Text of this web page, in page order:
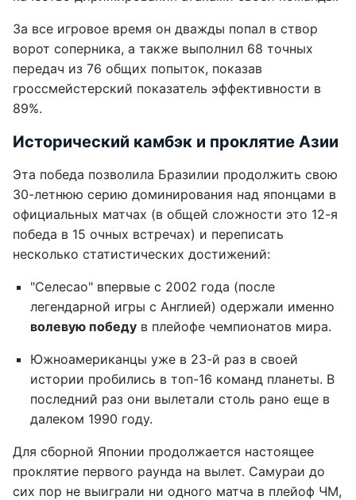
За все игровое время он дважды попал в створ
ворот соперника, а также выполнил 68 точных
передач из 76 общих попыток, показав
гроссмейстерский показатель эффективности в
89%.
Исторический камбэк и проклятие Азии
Эта победа позволила Бразилии продолжить свою
30-летнюю серию доминирования над японцами в
официальных матчах (в общей сложности это 12-я
победа в 15 очных встречах) и переписать
несколько статистических достижений:
"Селесао" впервые с 2002 года (после
легендарной игры с Англией) одержали именно
волевую победу в плейофе чемпионатов мира.
Южноамериканцы уже в 23-й раз в своей
истории пробились в топ-16 команд планеты. В
последний раз они вылетали столь рано еще в
далеком 1990 году.
Для сборной Японии продолжается настоящее
проклятие первого раунда на вылет. Самураи до
сих пор не выиграли ни одного матча в плейоф ЧМ,